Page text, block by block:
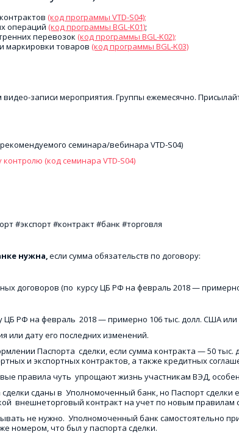
(код программы VTD-S04);
операций (код программы BGL-K01);
перевозок (код программы BGL-K02);
маркировки товаров (код программы BGL-K03)
записи мероприятия. Группы ежемесячно.
семинара/вебинара VTD-S04)
(код семинара VTD-S04)
#экспорт #контракт #банк #торговля
нужна, если сумма обязательств по договору:
договоров (по  курсу ЦБ РФ на февраль 2018 —
РФ на февраль  2018 — примерно 106 тыс. долл. США или
или дату его последних изменений.
Паспорта  сделки, если сумма контракта — 50
и экспортных контрактов, а также кредитных
правила чуть  упрощают жизнь участникам ВЭД,
сделки сданы в  Уполномоченный банк, но Паспорт
внешнеторговый контракт на учет по новым правилам с
не нужно.  Уполномоченный банк самостоятельно
номером, что был у паспорта сделки.